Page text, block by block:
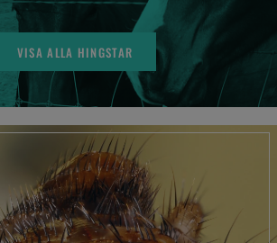
VISA ALLA HINGSTAR